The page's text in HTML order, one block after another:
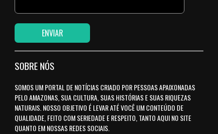
SOBRE NÓS
SOMOS UM PORTAL DE NOTÍCIAS CRIADO POR PESSOAS APAIXONADAS
PELO AMAZONAS, SUA CULTURA, SUAS HISTÓRIAS E SUAS RIQUEZAS
NATURAIS. NOSSO OBJETIVO É LEVAR ATÉ VOCÊ UM CONTEÚDO DE
QUALIDADE, FEITO COM SERIEDADE E RESPEITO, TANTO AQUI NO SITE
QUANTO EM NOSSAS REDES SOCIAIS.